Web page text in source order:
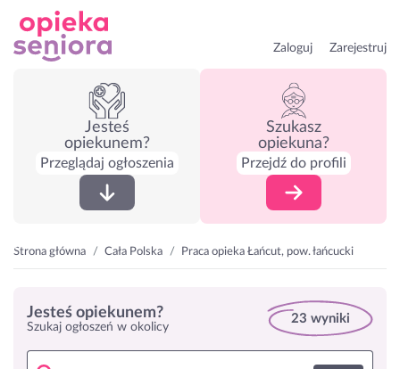
Zaloguj Zarejestruj
Jesteś
opiekunem?
Przeglądaj ogłoszenia
Szukasz
opiekuna?
Przejdź do profili
Strona główna Cała Polska Praca opieka Łańcut, pow. łańcucki
Jesteś opiekunem?
Szukaj ogłoszeń w okolicy
23 wyniki